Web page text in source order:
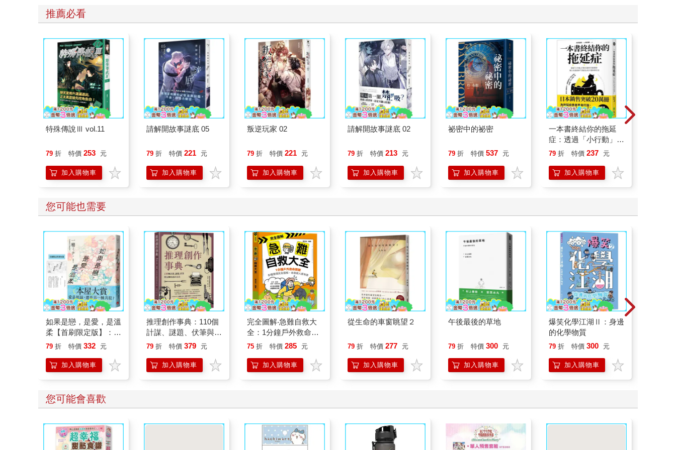
推薦必看
特殊傳說Ⅲ vol.11
79 折 特價 253 元
加入購物車
請解開故事謎底 05
79 折 特價 221 元
加入購物車
叛逆玩家 02
79 折 特價 221 元
加入購物車
請解開故事謎底 02
79 折 特價 213 元
加入購物車
祕密中的祕密
79 折 特價 537 元
加入購物車
一本書終結你的拖延
症：透過「小行動」打
開大腦的行動開關，懶
的37個科學方法
79 折 特價 237 元
加入購物車
您可能也需要
如果是戀，是愛，是溫
柔【首刷限定版】：入
圍本屋大賞！附首刷限
一穂ミチ絕對衝擊倫常
的戀愛小說！
79 折 特價 332 元
加入購物車
推理創作事典：110個
計謀、謎題、伏筆與反
轉的設計公式
79 折 特價 379 元
加入購物車
完全圖解‧急難自救大
全：1分鐘戶外救命關
鍵！多種情境完全圖
75 折 特價 285 元
加入購物車
從生命的車窗眺望２
79 折 特價 277 元
加入購物車
午後最後的草地
79 折 特價 300 元
加入購物車
爆笑化學江湖Ⅱ：身邊
的化學物質
79 折 特價 300 元
加入購物車
您可能會喜歡